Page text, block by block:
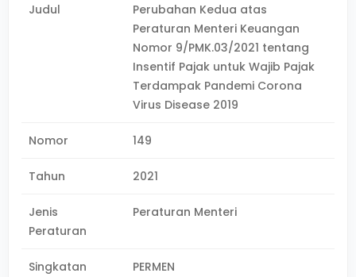
Judul
Perubahan Kedua atas
Peraturan Menteri Keuangan
Nomor 9/PMK.03/2021 tentang
Insentif Pajak untuk Wajib Pajak
Terdampak Pandemi Corona
Virus Disease 2019
Nomor 149
Tahun 2021
Jenis
Peraturan
Peraturan Menteri
Singkatan
PERMEN